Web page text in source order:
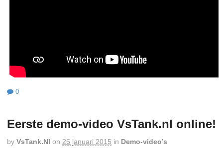
0
Eerste demo-video VsTank.nl online!
by VsTank.nl on 26 januari 2015 in Demo-video’s